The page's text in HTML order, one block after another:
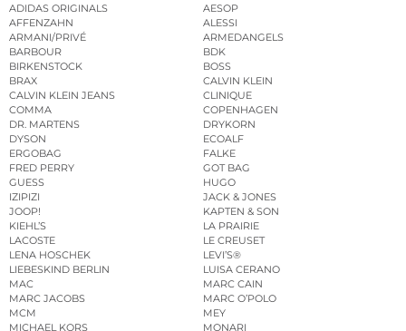
ADIDAS ORIGINALS
AESOP
AFFENZAHN
ALESSI
ARMANI/PRIVÉ
ARMEDANGELS
BARBOUR
BDK
BIRKENSTOCK
BOSS
BRAX
CALVIN KLEIN
CALVIN KLEIN JEANS
CLINIQUE
COMMA
COPENHAGEN
DR. MARTENS
DRYKORN
DYSON
ECOALF
ERGOBAG
FALKE
FRED PERRY
GOT BAG
GUESS
HUGO
IZIPIZI
JACK & JONES
JOOP!
KAPTEN & SON
KIEHL’S
LA PRAIRIE
LACOSTE
LE CREUSET
LENA HOSCHEK
LEVI’S®
LIEBESKIND BERLIN
LUISA CERANO
MAC
MARC CAIN
MARC JACOBS
MARC O’POLO
MCM
MEY
MICHAEL KORS
MONARI